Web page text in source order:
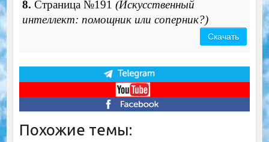
8. Страница №191 (Искусственный
интеллект: помощник или соперник?)
Скачать
Похожие темы: